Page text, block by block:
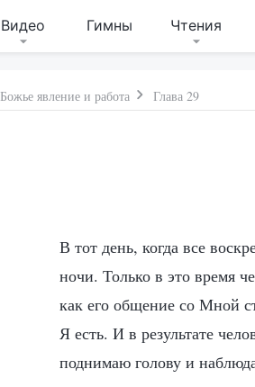
Видео Гимны Чтения
Божье явление и работа Глава 29
В тот день, когда все
ночи. Только в это время
как его общение со Мной
Я есть. И в результате
поднимаю голову и